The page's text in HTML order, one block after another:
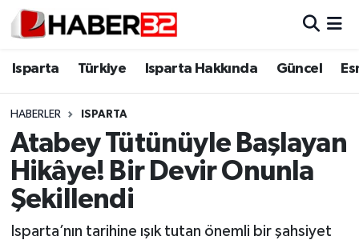
Isparta Türkiye Isparta Hakkında Güncel
HABERLER ISPARTA
Atabey Tütünüyle Başlayan
Hikâye! Bir Devir Onunla
Şekillendi
Isparta’nın tarihine ışık tutan önemli bir şahsiyet
Isparta
Esnaf Diyor ki;
ASAYİŞ
BİLİM VE TEKNOLOJİ
Isparta Nöbetçi Eczaneler
Isparta Trafik Yoğunluk Haritası
Süper Lig Puan Durumu ve Fikstür
Tüm Manşetler